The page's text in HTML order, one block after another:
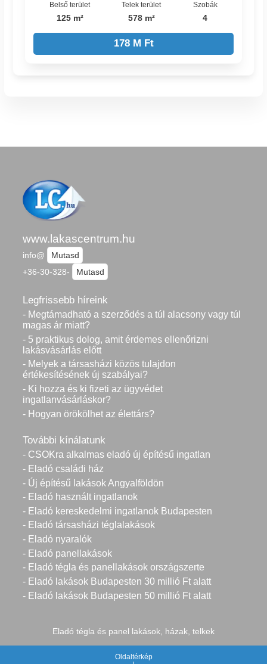
Belső terület
125 m²
Telek terület
578 m²
Szobák
4
178 M Ft
www.lakascentrum.hu
info@
Mutasd
+36-30-328-
Mutasd
Legfrissebb híreink
- Megtámadható a szerződés a túl alacsony vagy túl
magas ár miatt?
- 5 praktikus dolog, amit érdemes ellenőrizni
lakásvásárlás előtt
- Melyek a társasházi közös tulajdon
értékesítésének új szabályai?
- Ki hozza és ki fizeti az ügyvédet
ingatlanvásárláskor?
- Hogyan örökölhet az élettárs?
További kínálatunk
- CSOKra alkalmas eladó új építésű ingatlan
- Eladó családi ház
- Új építésű lakások Angyalföldön
- Eladó használt ingatlanok
- Eladó kereskedelmi ingatlanok Budapesten
- Eladó társasházi téglalakások
- Eladó nyaralók
- Eladó panellakások
- Eladó tégla és panellakások országszerte
- Eladó lakások Budapesten 30 millió Ft alatt
- Eladó lakások Budapesten 50 millió Ft alatt
Eladó tégla és panel lakások, házak, telkek
Oldaltérkép